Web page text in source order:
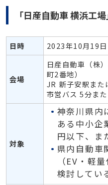
「日産自動車 横浜工
日時 2023年10月19
会場
日産自動車（株
町2番地）
JR 新子安駅また
市営バス 5分ま
対象
神奈川県内
ある中小企
円以下、ま
県内自動車
（EV・軽
検討してい